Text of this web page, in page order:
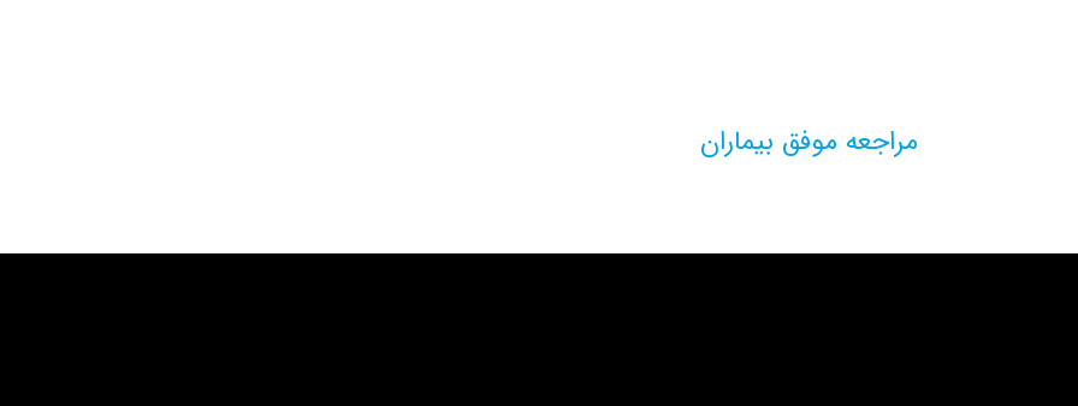
مراجعه موفق بیماران